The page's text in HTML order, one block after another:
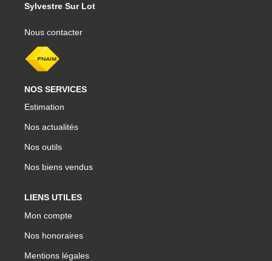
Sylvestre Sur Lot
Nous contacter
NOS SERVICES
Estimation
Nos actualités
Nos outils
Nos biens vendus
LIENS UTILES
Mon compte
Nos honoraires
Mentions légales